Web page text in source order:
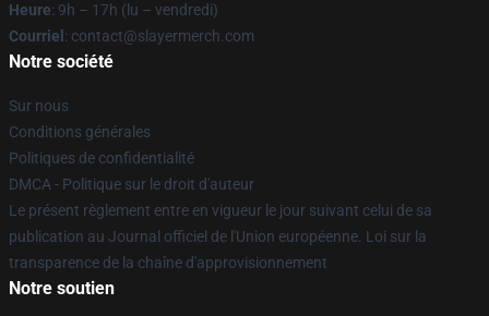
Heure: 9h – 17h (lu – vendredi)
Courriel : contact@slayermerch.com
Notre société
Sur nous
Conditions générales
Politiques de confidentialité
DMCA - Politique sur le droit d'auteur
Le présent règlement entre en vigueur le jour suivant celui de sa
publication au Journal officiel de l'Union européenne. Loi sur la
transparence de la chaîne d'approvisionnement
Notre soutien